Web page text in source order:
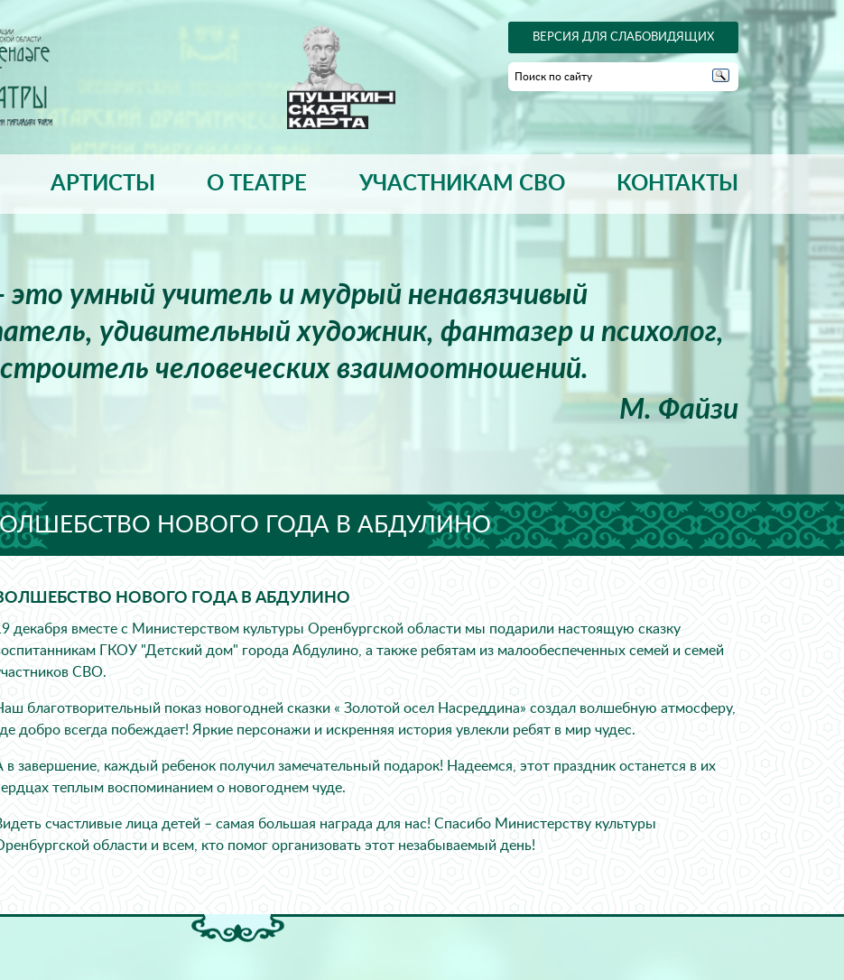
ВЕРСИЯ ДЛЯ СЛАБОВИДЯЩИХ
АРТИСТЫ О ТЕАТРЕ УЧАСТНИКАМ СВО КОНТАКТЫ
это умный учитель и мудрый ненавязчивый
удивительный художник, фантазер и психолог,
человеческих взаимоотношений.
М. Файзи
НОВОГО ГОДА В АБДУЛИНО
НОВОГО ГОДА В АБДУЛИНО
декабря вместе с Министерством культуры Оренбургской области мы подарили настоящую сказку
ГКОУ "Детский дом" города Абдулино, а также ребятам из малообеспеченных семей и семей
СВО.
благотворительный показ новогодней сказки « Золотой осел Насреддина» создал волшебную атмосферу,
добро всегда побеждает! Яркие персонажи и искренняя история увлекли ребят в мир чудес.
в завершение, каждый ребенок получил замечательный подарок! Надеемся, этот праздник останется в их
теплым воспоминанием о новогоднем чуде.
счастливые лица детей – самая большая награда для нас! Спасибо Министерству культуры
области и всем, кто помог организовать этот незабываемый день!